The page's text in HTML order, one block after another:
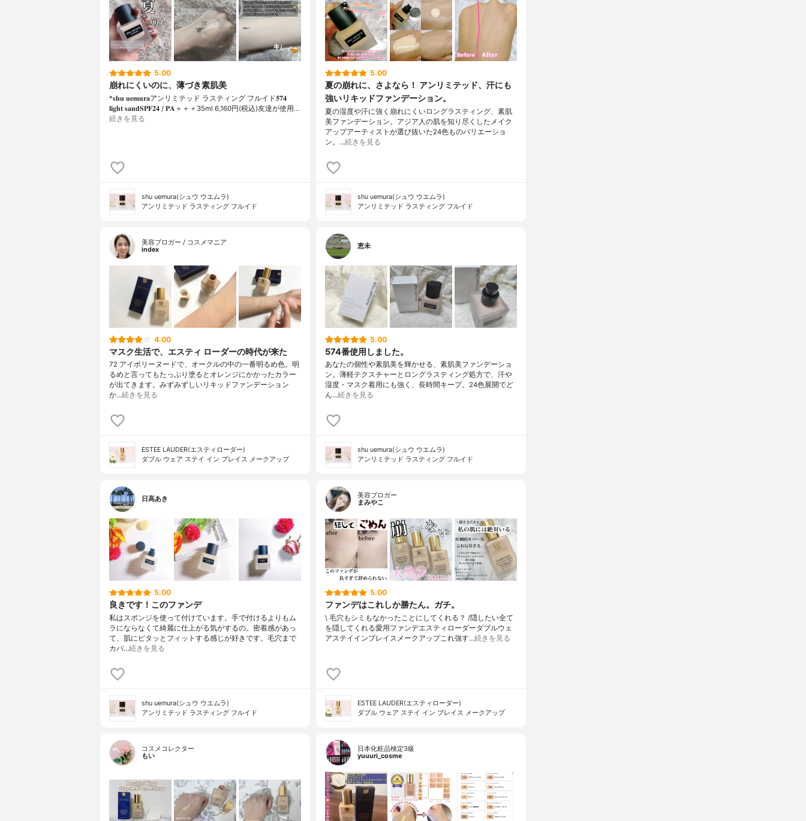
5.00
崩れにくいのに、薄づき素肌美
*𝐬𝐡𝐮 𝐮𝐞𝐦𝐮𝐫𝐚アンリミテッド ラスティング フルイド𝟓𝟕𝟒
𝐥𝐢𝐠𝐡𝐭 𝐬𝐚𝐧𝐝𝐒𝐏𝐅𝟐𝟒 / 𝐏𝐀＋＋＋⁡35ml 6,160円(税込)⁡友達が使用…
続きを見る
shu uemura(シュウ ウエムラ)
アンリミテッド ラスティング フルイド
5.00
夏の崩れに、さよなら！ アンリミテッド、汗にも
強いリキッドファンデーション。
夏の湿度や汗に強く崩れにくいロングラスティング、素肌
美ファンデーション。アジア人の肌を知り尽くしたメイク
アップアーティストが選び抜いた24色ものバリエーショ
ン。…続きを見る
shu uemura(シュウ ウエムラ)
アンリミテッド ラスティング フルイド
美容ブロガー / コスメマニア
index
4.00
マスク生活で、エスティ ローダーの時代が来た
72 アイボリーヌードで、オークルの中の一番明るめ色。明
るめと言ってもたっぷり塗るとオレンジにかかったカラー
が出てきます。みずみずしいリキッドファンデーション
か…続きを見る
ESTEE LAUDER(エスティローダー)
ダブル ウェア ステイ イン プレイス メークアップ
恵未
5.00
574番使用しました。
あなたの個性や素肌美を輝かせる、素肌美ファンデーショ
ン。薄軽テクスチャーとロングラスティング処方で、汗や
湿度・マスク着用にも強く、長時間キープ。24色展開でど
ん…続きを見る
shu uemura(シュウ ウエムラ)
アンリミテッド ラスティング フルイド
日高あき
5.00
良きです！このファンデ
私はスポンジを使って付けています。手で付けるよりもム
ラにならなくて綺麗に仕上がる気がするの。密着感があっ
て、肌にピタッとフィットする感じが好きです。毛穴まで
カバ…続きを見る
shu uemura(シュウ ウエムラ)
アンリミテッド ラスティング フルイド
美容ブロガー
まみやこ
5.00
ファンデはこれしか勝たん。ガチ。
\ 毛穴もシミもなかったことにしてくれる？ /⁡⁡隠したい全て
を隠してくれる愛用ファンデ⁡エスティローダーダブルウェ
アステイインプレイスメークアップ⁡⁡これ強す…続きを見る
ESTEE LAUDER(エスティローダー)
ダブル ウェア ステイ イン プレイス メークアップ
コスメコレクター
もい
日本化粧品検定3級
yuuuri_cosme